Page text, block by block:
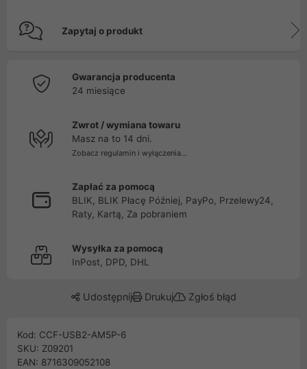
Zapytaj o produkt
Gwarancja producenta
24 miesiące
Zwrot / wymiana towaru
Masz na to 14 dni.
Zobacz regulamin i wyłączenia...
Zapłać za pomocą
BLIK, BLIK Płacę Później, PayPo, Przelewy24,
Raty, Kartą, Za pobraniem
Wysyłka za pomocą
InPost, DPD, DHL
Udostępnij Drukuj Zgłoś błąd
Kod: CCF-USB2-AM5P-6
SKU: Z09201
EAN: 8716309052108